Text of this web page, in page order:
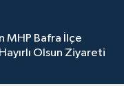
MHP Bafra İlçe
Olsun Ziyareti